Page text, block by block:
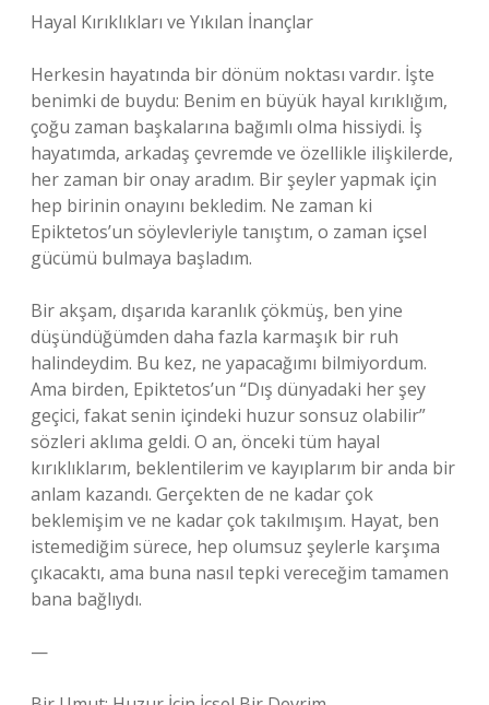
Hayal Kırıklıkları ve Yıkılan İnançlar
Herkesin hayatında bir dönüm noktası vardır. İşte
benimki de buydu: Benim en büyük hayal kırıklığım,
çoğu zaman başkalarına bağımlı olma hissiydi. İş
hayatımda, arkadaş çevremde ve özellikle ilişkilerde,
her zaman bir onay aradım. Bir şeyler yapmak için
hep birinin onayını bekledim. Ne zaman ki
Epiktetos’un söylevleriyle tanıştım, o zaman içsel
gücümü bulmaya başladım.
Bir akşam, dışarıda karanlık çökmüş, ben yine
düşündüğümden daha fazla karmaşık bir ruh
halindeydim. Bu kez, ne yapacağımı bilmiyordum.
Ama birden, Epiktetos’un “Dış dünyadaki her şey
geçici, fakat senin içindeki huzur sonsuz olabilir”
sözleri aklıma geldi. O an, önceki tüm hayal
kırıklıklarım, beklentilerim ve kayıplarım bir anda bir
anlam kazandı. Gerçekten de ne kadar çok
beklemişim ve ne kadar çok takılmışım. Hayat, ben
istemediğim sürece, hep olumsuz şeylerle karşıma
çıkacaktı, ama buna nasıl tepki vereceğim tamamen
bana bağlıydı.
—